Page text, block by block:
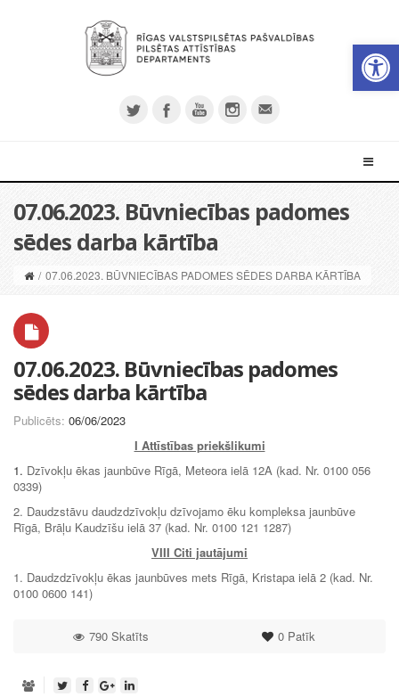
07.06.2023. Būvniecības padomes
sēdes darba kārtība
/ 07.06.2023. BŪVNIECĪBAS PADOMES SĒDES DARBA KĀRTĪBA
07.06.2023. Būvniecības padomes
sēdes darba kārtība
Publicēts: 06/06/2023
I Attīstības priekšlikumi
1. Dzīvokļu ēkas jaunbūve Rīgā, Meteora ielā 12A (kad. Nr. 0100 056
0339)
2. Daudzstāvu daudzdzīvokļu dzīvojamo ēku kompleksa jaunbūve
Rīgā, Brāļu Kaudzīšu ielā 37 (kad. Nr. 0100 121 1287)
VIII Citi jautājumi
1. Daudzdzīvokļu ēkas jaunbūves mets Rīgā, Kristapa ielā 2 (kad. Nr.
0100 0600 141)
0Patīk
790 Skatīts